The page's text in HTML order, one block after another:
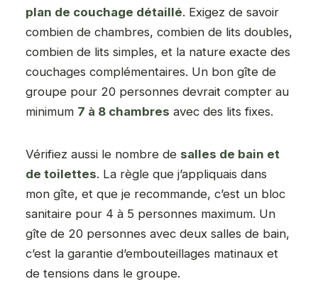
plan de couchage détaillé. Exigez de savoir
combien de chambres, combien de lits doubles,
combien de lits simples, et la nature exacte des
couchages complémentaires. Un bon gîte de
groupe pour 20 personnes devrait compter au
minimum 7 à 8 chambres avec des lits fixes.
Vérifiez aussi le nombre de salles de bain et
de toilettes. La règle que j’appliquais dans
mon gîte, et que je recommande, c’est un bloc
sanitaire pour 4 à 5 personnes maximum. Un
gîte de 20 personnes avec deux salles de bain,
c’est la garantie d’embouteillages matinaux et
de tensions dans le groupe.